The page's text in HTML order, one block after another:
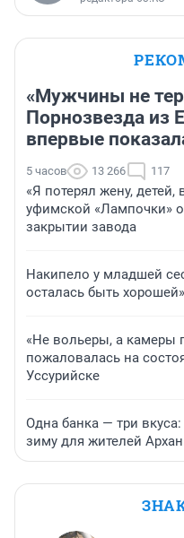
«Мужчины не
Порнозвезда из
впервые
5 часов 13 266 117
«Я потерял жену, детей,
уфимской «Лампочки» о
закрытии завода
Накипело у младшей
осталась быть хорошей»
«Не вольеры, а камеры
пожаловалась на
Уссурийске
Одна банка — три
зиму для жителей